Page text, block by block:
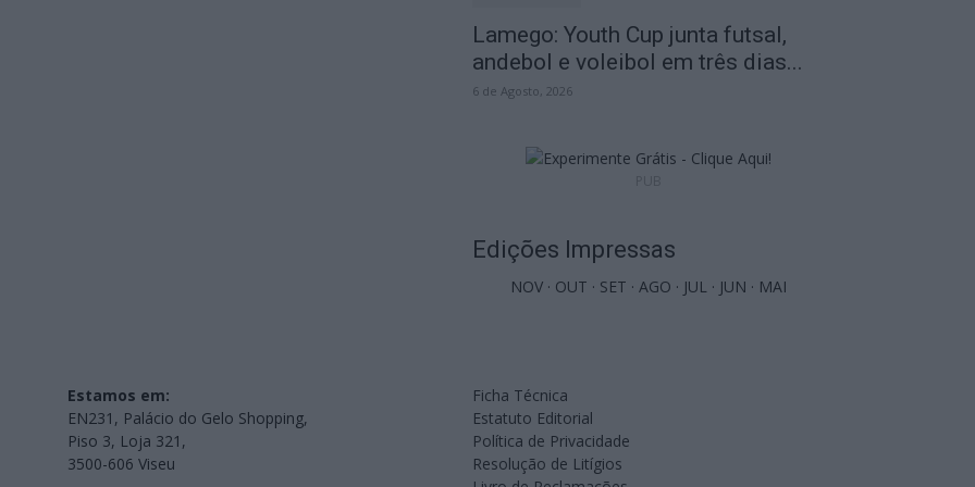
Lamego: Youth Cup junta futsal,
andebol e voleibol em três dias...
6 de Agosto, 2026
Edições Impressas
NOV · OUT · SET · AGO · JUL · JUN · MAI
Estamos em:
EN231, Palácio do Gelo Shopping,
Piso 3, Loja 321,
3500-606 Viseu
Ficha Técnica
Estatuto Editorial
Política de Privacidade
Resolução de Litígios